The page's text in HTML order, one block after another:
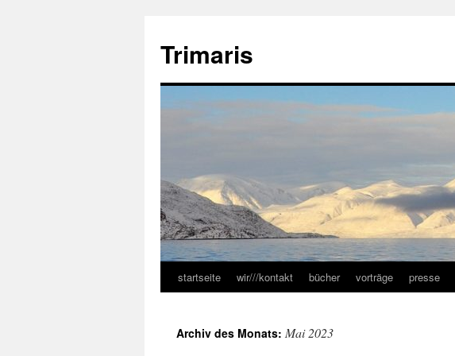
springen
Trimaris
startseite wir///kontakt bücher vorträge presse
Archiv des Monats: Mai 2023